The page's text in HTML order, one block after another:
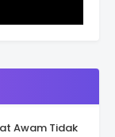
Awam Tidak